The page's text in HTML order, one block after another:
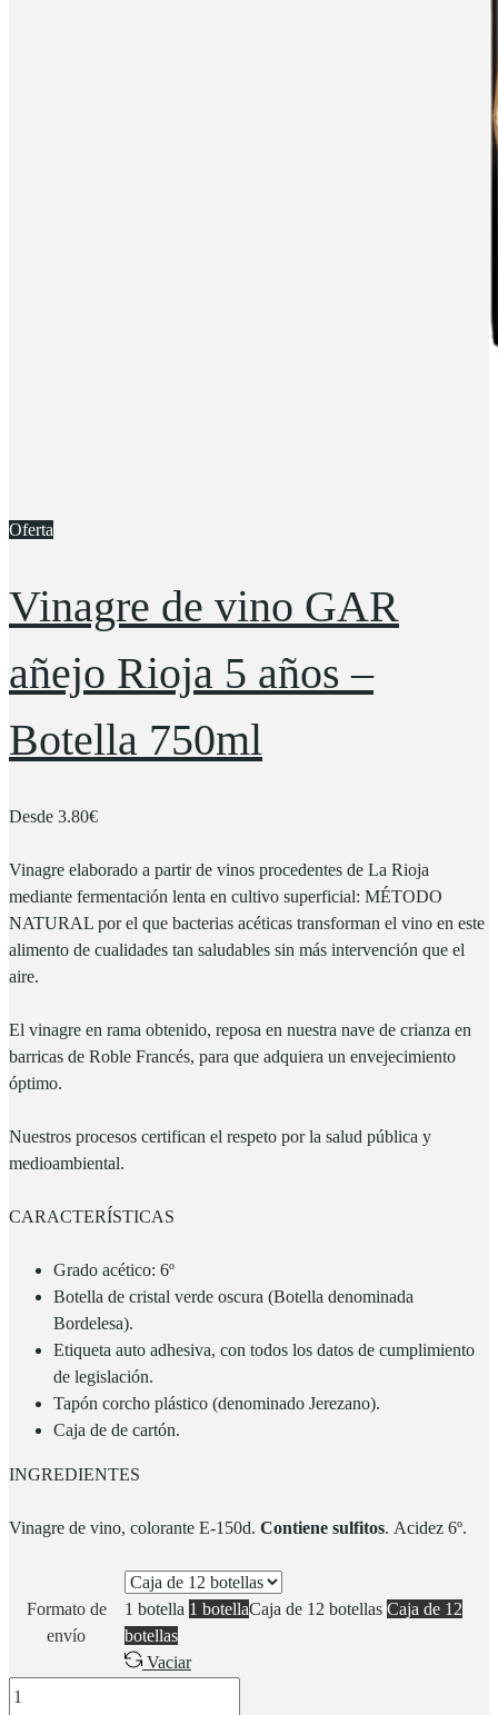
Oferta
Vinagre de vino GAR
añejo Rioja 5 años –
Botella 750ml
Desde 3.80€
Vinagre elaborado a partir de vinos procedentes de La Rioja
mediante fermentación lenta en cultivo superficial: MÉTODO
NATURAL por el que bacterias acéticas transforman el vino en este
alimento de cualidades tan saludables sin más intervención que el
aire.
El vinagre en rama obtenido, reposa en nuestra nave de crianza en
barricas de Roble Francés, para que adquiera un envejecimiento
óptimo.
Nuestros procesos certifican el respeto por la salud pública y
medioambiental.
CARACTERÍSTICAS
Grado acético: 6º
Botella de cristal verde oscura (Botella denominada
Bordelesa).
Etiqueta auto adhesiva, con todos los datos de cumplimiento
de legislación.
Tapón corcho plástico (denominado Jerezano).
Caja de de cartón.
INGREDIENTES
Vinagre de vino, colorante E-150d. Contiene sulfitos. Acidez 6º.
Formato de
envío
1 botella 1 botellaCaja de 12 botellas Caja de 12
botellas
Vaciar